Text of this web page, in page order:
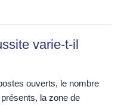
varie-t-il
ouverts, le nombre
la zone de